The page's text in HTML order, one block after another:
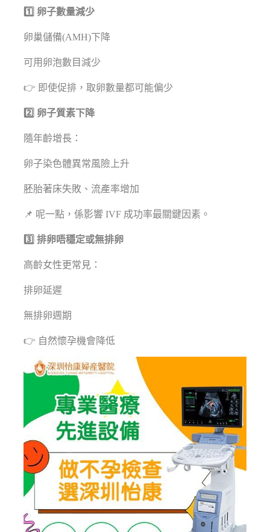
1️⃣ 卵子數量減少
卵巢儲備(AMH)下降
可用卵泡數目減少
👉 即使促排，取卵數量都可能偏少
2️⃣ 卵子質素下降
隨年齡增長：
卵子染色體異常風險上升
胚胎著床失敗、流產率增加
📌 呢一點，係影響 IVF 成功率最關鍵因素。
3️⃣ 排卵唔穩定或無排卵
高齡女性更常見：
排卵延遲
無排卵週期
👉 自然懷孕機會降低